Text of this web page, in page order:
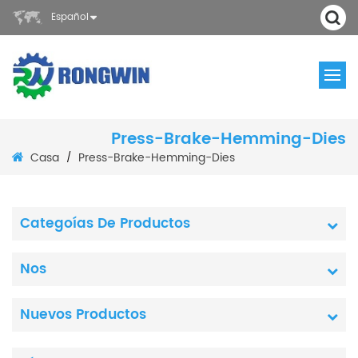
Español
Press-Brake-Hemming-Dies
Casa / Press-Brake-Hemming-Dies
Categoías De Productos
Nos
Nuevos Productos